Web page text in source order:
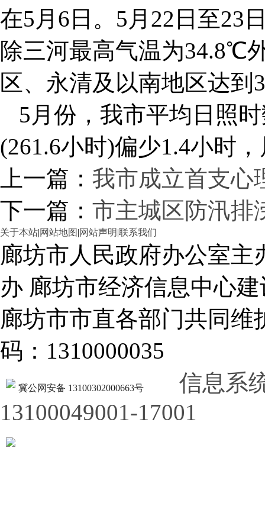
在5月6日。5月22日至23
除三河最高气温为34.8℃
区、永清及以南地区达
5月份，我市平均日照
(261.6小时)偏少1.4小时
上一篇： 我市成立首支心
下一篇： 市主城区防汛排
关于本站|网站地图 |网站声明|联系我们
廊坊市人民政府办公室
办 廊坊市经济信息中心建
廊坊市市直各部门共同
码：1310000035
冀公网安备 13100302000663号
信息系
13100049001-17001